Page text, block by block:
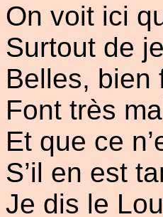
On voit ici
Surtout de
Belles, bien
Font très
Et que ce
S’il en est
Je dis le